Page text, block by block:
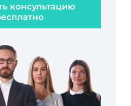
консультацию